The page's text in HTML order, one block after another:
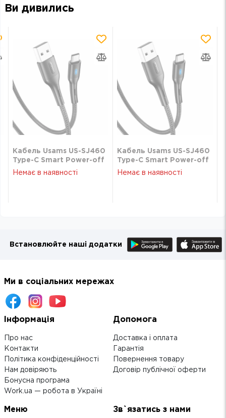
Ви дивились
Кабель Usams US-SJ460
Type-C Smart Power-off
Cable U-Bob Series 1.2m
Немає в наявності
Кабель Usams US-SJ460
Type-C Smart Power-off
Cable U-Bob Series 1.2m
Немає в наявності
Встановлюйте наші додатки
Ми в соціальних мережах
Інформація
Про нас
Контакти
Політика конфіденційності
Нам довіряють
Бонусна програма
Work.ua — робота в Україні
Допомога
Доставка і оплата
Гарантія
Повернення товару
Договір публічної оферти
Меню Зв`язатись з нами